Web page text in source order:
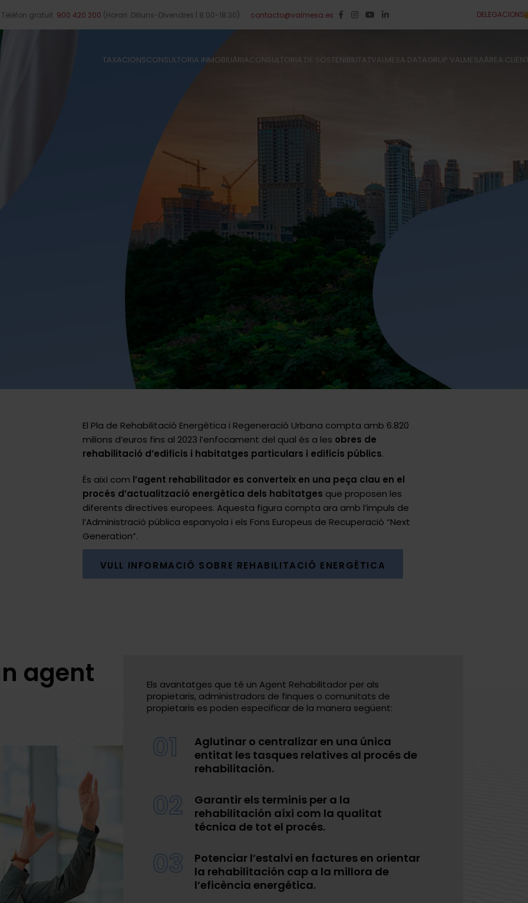
Telèfon gratuït 900 420 200 (Horari: Dilluns-Divendres | 8:00-18:30) contacto@valmesa.es DELEGACIONS
TAXACIONSCONSULTORIA INMOBILIÀRIACONSULTORIA DE SOSTENIBILITATVALMESA DATAGRUP VALMESAÀREA
El Pla de Rehabilitació Energètica i Regeneració Urbana compta amb 6.820
milions d’euros fins al 2023 l’enfocament del qual és a les obres de
rehabilitació d’edificis i habitatges particulars i edificis públics.
És així com l’agent rehabilitador es converteix en una peça clau en el
procés d’actualització energètica dels habitatges que proposen les
diferents directives europees. Aquesta figura compta ara amb l’impuls de
l’Administració pública espanyola i els Fons Europeus de Recuperació “Next
Generation”.
VULL INFORMACIÓ SOBRE REHABILITACIÓ ENERGÈTICA
agent
Els avantatges que té un Agent Rehabilitador per als
propietaris, administradors de finques o comunitats de
propietaris es poden especificar de la manera següent:
01
Aglutinar o centralizar en una única
entitat les tasques relatives al procés de
rehabilitación.
02
Garantir els terminis per a la
rehabilitación aíxi com la qualitat
técnica de tot el procés.
03
Potenciar l’estalvi en factures en orientar
la rehabilitación cap a la millora de
l’eficència energética.